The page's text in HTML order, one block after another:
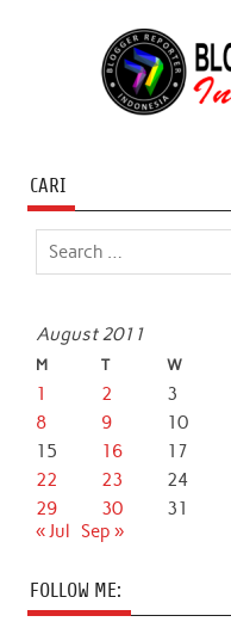
CARI
August 2011
M T W
1 2 3
8
9 10
15
16 17
22
23 24
29
30
31
« Jul Sep »
FOLLOW ME: